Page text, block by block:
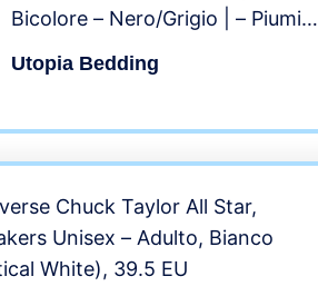
Bicolore – Nero/Grigio | – Piumino
per Letto 180 cm (230cm x
Utopia Bedding
Chuck Taylor All Star,
Unisex – Adulto, Bianco
White), 39.5 EU